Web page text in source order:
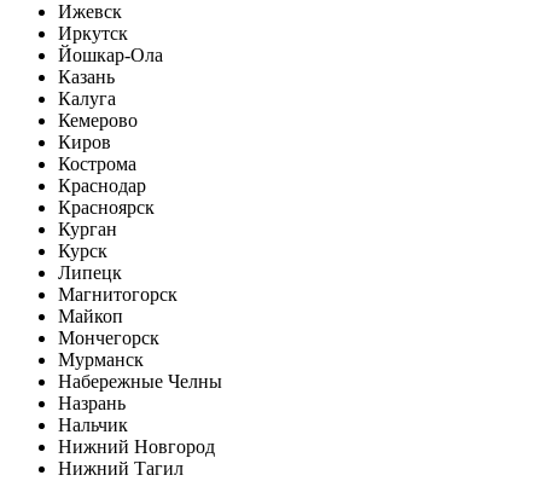
Ижевск
Иркутск
Йошкар-Ола
Казань
Калуга
Кемерово
Киров
Кострома
Краснодар
Красноярск
Курган
Курск
Липецк
Магнитогорск
Майкоп
Мончегорск
Мурманск
Набережные Челны
Назрань
Нальчик
Нижний Новгород
Нижний Тагил